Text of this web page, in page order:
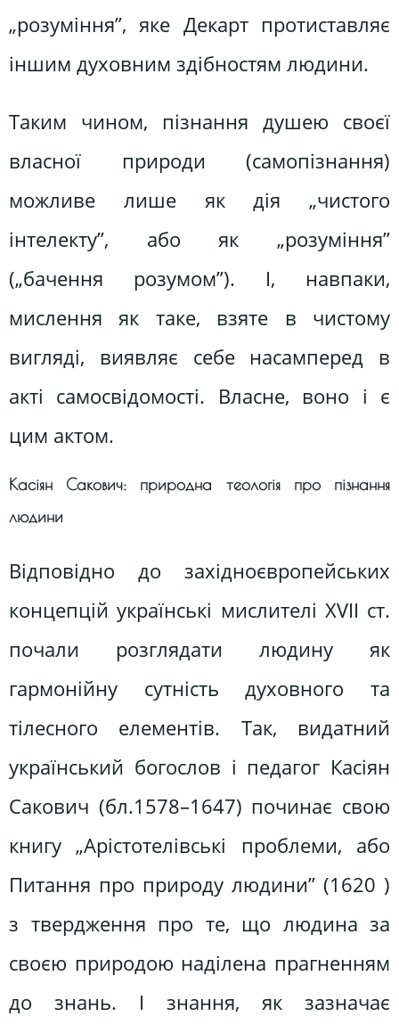
„розуміння”, яке Декарт протиставляє
іншим духовним здібностям людини.
Таким чином, пізнання душею своєї
власної природи (самопізнання)
можливе лише як дія „чистого
інтелекту”, або як „розуміння”
(„бачення розумом”). І, навпаки,
мислення як таке, взяте в чистому
вигляді, виявляє себе насамперед в
акті самосвідомості. Власне, воно і є
цим актом.
Касіян Сакович: природна теологія про пізнання
людини
Відповідно до західноєвропейських
концепцій українські мислителі XVII ст.
почали розглядати людину як
гармонійну сутність духовного та
тілесного елементів. Так, видатний
український богослов і педагог Касіян
Сакович (бл.1578–1647) починає свою
книгу „Арістотелівські проблеми, або
Питання про природу людини” (1620 )
з твердження про те, що людина за
своєю природою наділена прагненням
до знань. І знання, як зазначає